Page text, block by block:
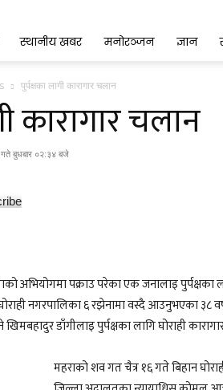
स्थानीय खबर मनोरञ्जन ज्ञान
पुर्पक्षका लागी कारागार चलान
कारागार चलान
बुधबार ०२:३४ बजे
अभियोगमा पक्राउ परेका एक जनालाइ
नगरपालिका ६ रझेनामा वस्दै आउनुभएका ३८
डाँगीलाइ पुर्पक्षका लागि घोराही
महराको शव गत चैत्र १६ गते बिहान